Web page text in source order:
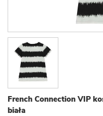
French Connection VIP
biała